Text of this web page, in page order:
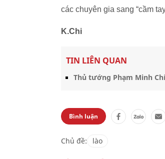
các chuyên gia sang “cầm
K.Chi
TIN LIÊN QUAN
Thủ tướng Phạm Minh
Bình luận
Chủ đề: lào